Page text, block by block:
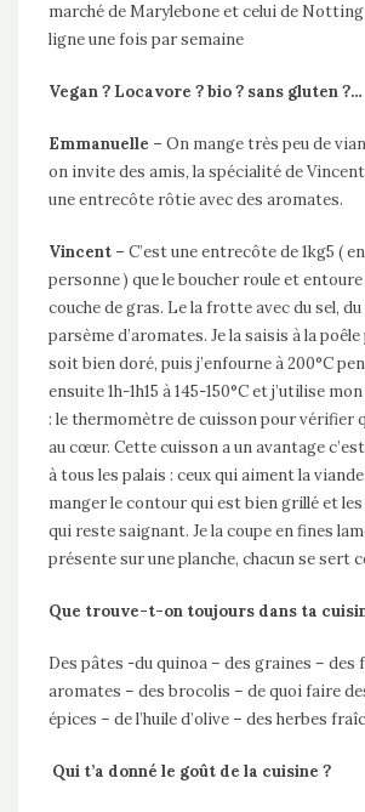
marché de Marylebone et celui de
ligne une fois par semaine
Vegan ? Locavore ? bio ? sans gluten ?…
Emmanuelle – On mange très peu de
on invite des amis, la spécialité de
une entrecôte rôtie avec des aromates.
Vincent – C’est une entrecôte de 1kg5 (
personne ) que le boucher roule et entoure
couche de gras. Le la frotte avec du sel,
parsème d’aromates. Je la saisis à la
soit bien doré, puis j’enfourne à 200°C
ensuite 1h-1h15 à 145-150°C et j’utilise
: le thermomètre de cuisson pour vérifier
au cœur. Cette cuisson a un avantage
à tous les palais : ceux qui aiment la
manger le contour qui est bien grillé et
qui reste saignant. Je la coupe en fines
présente sur une planche, chacun se sert
Que trouve-t-on toujours dans ta
Des pâtes -du quinoa – des graines – des
aromates – des brocolis – de quoi faire
épices – de l’huile d’olive – des herbes
Qui t’a donné le goût de la cuisine ?